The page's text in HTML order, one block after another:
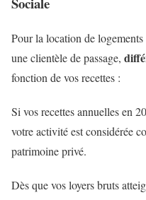
Pour la location de
une clientèle de passage,
fonction de vos recettes :
Si vos recettes annuelles en
votre activité est considérée
patrimoine privé.
Dès que vos loyers bruts